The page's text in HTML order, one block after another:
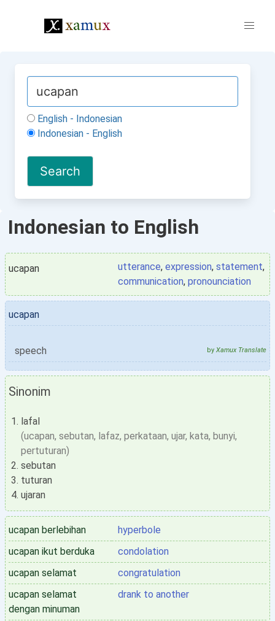
English - Indonesian
Indonesian - English
Indonesian to English
ucapan utterance, expression, statement,
communication, pronounciation
ucapan
speech by Xamux Translate
Sinonim
lafal
(ucapan, sebutan, lafaz, perkataan, ujar, kata, bunyi,
pertuturan)
sebutan
tuturan
ujaran
ucapan berlebihan
hyperbole
ucapan ikut berduka
condolation
ucapan selamat
congratulation
ucapan selamat
dengan minuman
drank to another